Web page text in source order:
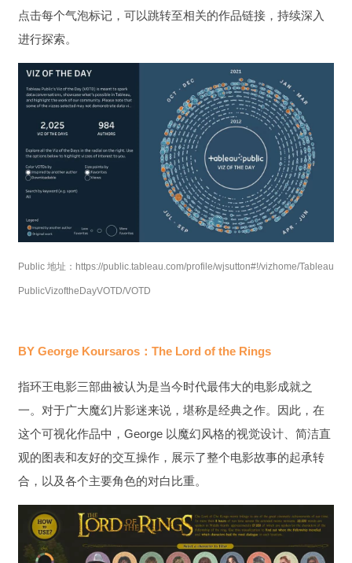
点击每个气泡标记，可以跳转至相关的作品链接，持续深入
进行探索。
Public 地址：https://public.tableau.com/profile/wjsutton#!/vizhome/Tableau
PublicVizoftheDayVOTD/VOTD
BY George Koursaros： The Lord of the Rings
指环王电影三部曲被认为是当今时代最伟大的电影成就之
一。对于广大魔幻片影迷来说，堪称是经典之作。因此，在
这个可视化作品中，George 以魔幻风格的视觉设计、简洁直
观的图表和友好的交互操作，展示了整个电影故事的起承转
合，以及各个主要角色的对白比重。